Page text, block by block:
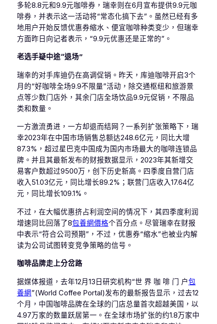
多轮8.8元和9.9元咖啡券，瑞幸则在6月宣布提供9.9元咖
啡券，并表示这一活动将“常态化搞下去”。虽然已经有多
地用户开始反馈优惠券缩水、便宜咖啡种类变少，但瑞幸
方面昨日向记者表示，“9.9元优惠还是正常的”。
老选手疑中途“退场”
瑞幸的对手库迪仍在高调促销。昨天，库迪咖啡开启3个
月的“好咖啡全场9.9不限量”活动，除交通枢纽和旅游景
点等少数门店外，其余门店全场饮品9.9元促销，不限品
类和数量。
一方激流勇进，一方却退而结网？一系列扩张策略下，瑞
幸2023年在中国市场销售总额达248.6亿元，同比大增
87.3%，超过星巴克中国成为国内市场最大的咖啡连锁品
牌。并且其最新发布的财报数据显示，2023年其新增交
易客户数超过9500万，创下历史新高。四季度自营门店
收入51.03亿元，同比增长89.2%；联营门店收入17.64亿
元，同比增长109.1%。
不过，在大幅优惠挤占利润空间的情况下，其四季度利润
增速同比回落了8包養網價格个百分点。尽管瑞幸在财报
中表示“符合公司预期”，不过，优惠券“缩水”也被业内解
读为公司试图转变竞争策略的信号。
咖啡品牌走上分岔路
据媒体报道，去年12月13日研究机构“世 界 咖 啡 门 户包
養網”(World Coffee Portal)发布的最新报告显示，过去12
个月，中国咖啡品牌在全球的门店总量首次超越美国，以
4.97万家的数量跃居第一。在全球市场扩张的约1.8万家中